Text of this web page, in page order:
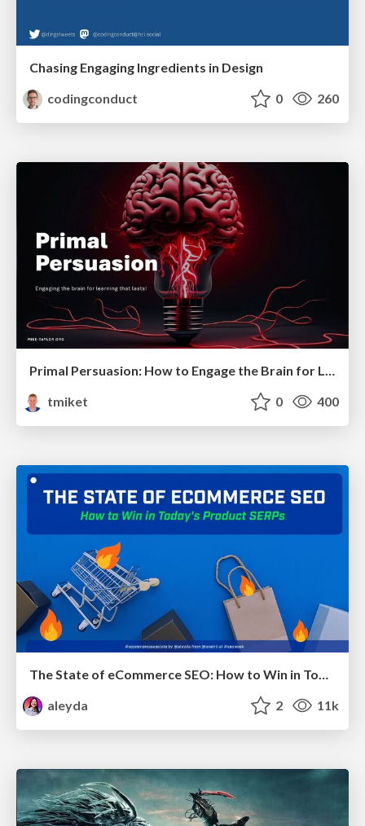
Chasing Engaging Ingredients in Design
codingconduct
0 260
Primal Persuasion: How to Engage the Brain for Learning That Lasts
tmiket
0 400
aleyda
2 11k